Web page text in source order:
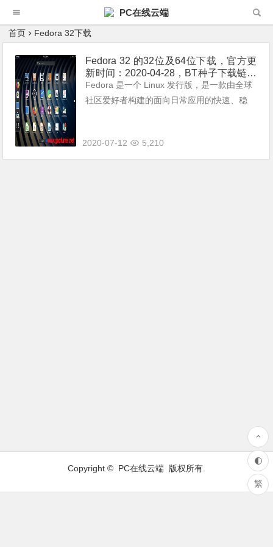
PC在线云端
首页 Fedora 32下载
Fedora 32 的32位及64位下载，官方更
新时间：2020-04-28，BT种子下载链拉
分享
Fedora 是一个 Linux 发行版，是一款由全球
社区爱好者构建的面向日常应用的快速、稳
由一个强大的社群开发，这个...
2020-07-12 5,210
Copyright © PC在线云端 版权所有.
繁